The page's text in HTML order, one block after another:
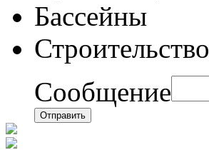
Бассейны
Строительство
Сообщение
Отправить